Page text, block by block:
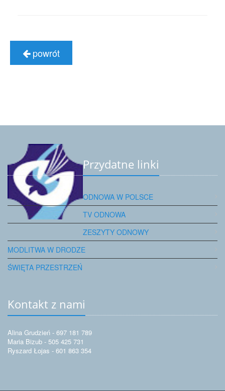
powrót
Przydatne linki
ODNOWA W POLSCE
TV ODNOWA
ZESZYTY ODNOWY
MODLITWA W DRODZE
ŚWIĘTA PRZESTRZEŃ
Kontakt z nami
Alina Grudzień - 697 181 789
Maria Bizub - 505 425 731
Ryszard Łojas - 601 863 354